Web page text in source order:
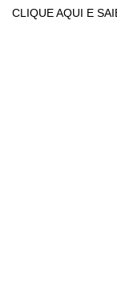
CLIQUE AQUI E